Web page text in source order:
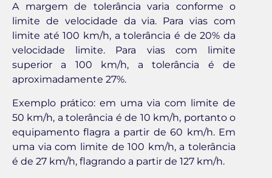
A margem de tolerância varia conforme o
limite de velocidade da via. Para vias com
limite até 100 km/h, a tolerância é de 20% da
velocidade limite. Para vias com limite
superior a 100 km/h, a tolerância é de
aproximadamente 27%.
Exemplo prático: em uma via com limite de
50 km/h, a tolerância é de 10 km/h, portanto o
equipamento flagra a partir de 60 km/h. Em
uma via com limite de 100 km/h, a tolerância
é de 27 km/h, flagrando a partir de 127 km/h.